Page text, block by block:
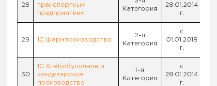
28
транспортным
предприятием
Категория
28.01.2014
г.
29 1С:Фармпроизводство
2-я
Категория
с
01.01.2018
г.
30
1С:Хлебобулочное и
кондитерское
производство
1-я
Категория
с
28.01.2014
г.